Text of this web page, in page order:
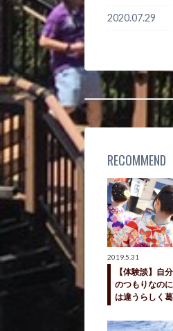
2020.07.29
RECOMMEND
2019.5.31
【体験談】自
のつもりなの
は違うらしく